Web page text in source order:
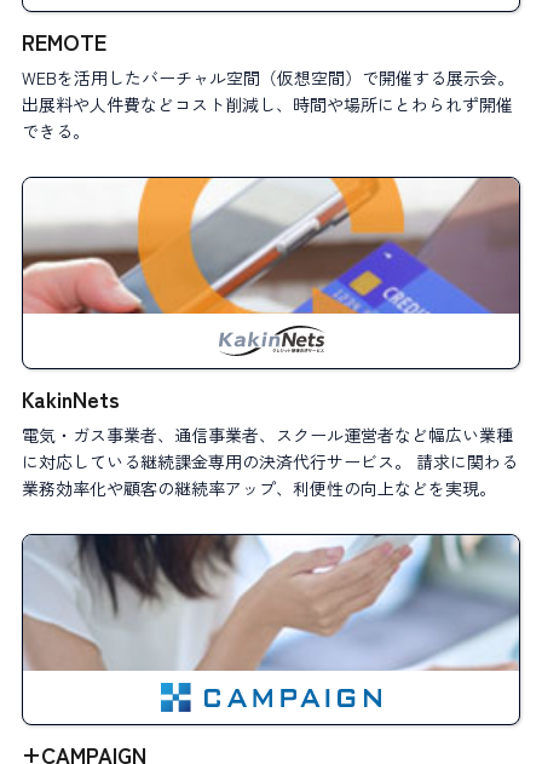
REMOTE
WEBを活用したバーチャル空間（仮想空間）で開催する展示会。
出展料や人件費などコスト削減し、時間や場所にとわられず開催
できる。
KakinNets
電気・ガス事業者、通信事業者、スクール運営者など幅広い業種
に対応している継続課金専用の決済代行サービス。 請求に関わる
業務効率化や顧客の継続率アップ、利便性の向上などを実現。
+CAMPAIGN